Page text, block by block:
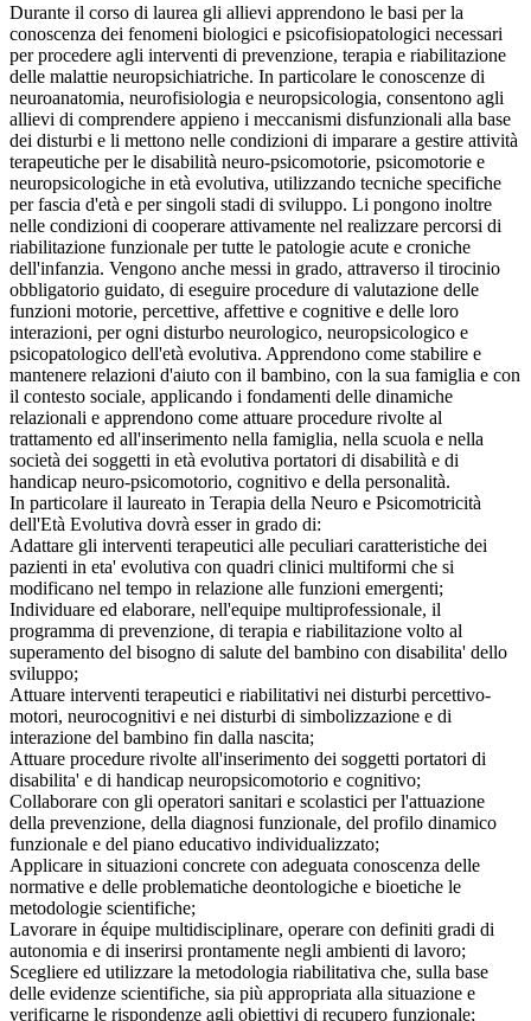
Durante il corso di laurea gli allievi apprendono le basi per la
conoscenza dei fenomeni biologici e psicofisiopatologici necessari
per procedere agli interventi di prevenzione, terapia e riabilitazione
delle malattie neuropsichiatriche. In particolare le conoscenze di
neuroanatomia, neurofisiologia e neuropsicologia, consentono agli
allievi di comprendere appieno i meccanismi disfunzionali alla base
dei disturbi e li mettono nelle condizioni di imparare a gestire attività
terapeutiche per le disabilità neuro-psicomotorie, psicomotorie e
neuropsicologiche in età evolutiva, utilizzando tecniche specifiche
per fascia d'età e per singoli stadi di sviluppo. Li pongono inoltre
nelle condizioni di cooperare attivamente nel realizzare percorsi di
riabilitazione funzionale per tutte le patologie acute e croniche
dell'infanzia. Vengono anche messi in grado, attraverso il tirocinio
obbligatorio guidato, di eseguire procedure di valutazione delle
funzioni motorie, percettive, affettive e cognitive e delle loro
interazioni, per ogni disturbo neurologico, neuropsicologico e
psicopatologico dell'età evolutiva. Apprendono come stabilire e
mantenere relazioni d'aiuto con il bambino, con la sua famiglia e con
il contesto sociale, applicando i fondamenti delle dinamiche
relazionali e apprendono come attuare procedure rivolte al
trattamento ed all'inserimento nella famiglia, nella scuola e nella
società dei soggetti in età evolutiva portatori di disabilità e di
handicap neuro-psicomotorio, cognitivo e della personalità.
In particolare il laureato in Terapia della Neuro e Psicomotricità
dell'Età Evolutiva dovrà esser in grado di:
Adattare gli interventi terapeutici alle peculiari caratteristiche dei
pazienti in eta' evolutiva con quadri clinici multiformi che si
modificano nel tempo in relazione alle funzioni emergenti;
Individuare ed elaborare, nell'equipe multiprofessionale, il
programma di prevenzione, di terapia e riabilitazione volto al
superamento del bisogno di salute del bambino con disabilita' dello
sviluppo;
Attuare interventi terapeutici e riabilitativi nei disturbi percettivo-
motori, neurocognitivi e nei disturbi di simbolizzazione e di
interazione del bambino fin dalla nascita;
Attuare procedure rivolte all'inserimento dei soggetti portatori di
disabilita' e di handicap neuropsicomotorio e cognitivo;
Collaborare con gli operatori sanitari e scolastici per l'attuazione
della prevenzione, della diagnosi funzionale, del profilo dinamico
funzionale e del piano educativo individualizzato;
Applicare in situazioni concrete con adeguata conoscenza delle
normative e delle problematiche deontologiche e bioetiche le
metodologie scientifiche;
Lavorare in équipe multidisciplinare, operare con definiti gradi di
autonomia e di inserirsi prontamente negli ambienti di lavoro;
Scegliere ed utilizzare la metodologia riabilitativa che, sulla base
delle evidenze scientifiche, sia più appropriata alla situazione e
verificarne le rispondenze agli obiettivi di recupero funzionale;